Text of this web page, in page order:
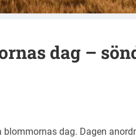
dag –
dag. Dagen